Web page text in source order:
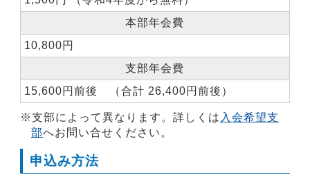
・体験学習や、年に1･2回見学会（過去には穂積家
住宅･群馬県館林美術館等）
・女性部会報「アイ･ラル･ネットワーク」の発行
（年3回）・新年会（お食事会･企画会）など、
様々な初歩的･実践的活動を行っています。
・例年、家族自由参加で、日帰りの格安ツアー
本部年会費
10,800円
支部年会費
15,600円前後 （合計 26,400円前後）
※支部によって異なります。詳しくは 入会希望支
部へお問い合せください。
申込み方法